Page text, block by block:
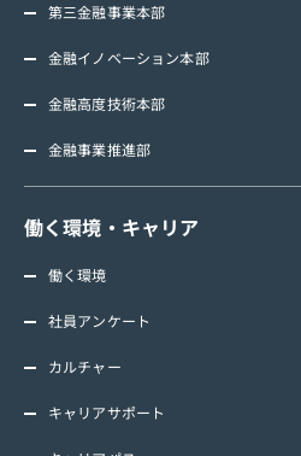
第三金融事業本部
金融イノベーション本部
金融高度技術本部
金融事業推進部
働く環境・キャリア
働く環境
社員アンケート
カルチャー
キャリアサポート